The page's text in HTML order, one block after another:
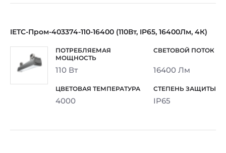
IETC-Пром-403374-110-16400 (110Вт, IP65, 16400Лм, 4К)
110 Вт 16400 Лм
4000 IP65